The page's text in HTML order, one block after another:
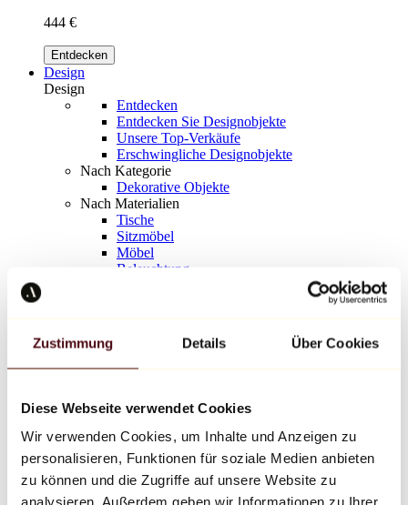
Zustimmung Details Über Cookies
Diese Webseite verwendet Cookies
Wir verwenden Cookies, um Inhalte und Anzeigen zu
personalisieren, Funktionen für soziale Medien anbieten
zu können und die Zugriffe auf unsere Website zu
analysieren. Außerdem geben wir Informationen zu Ihrer
444 €
Entdecken
Design
Design
Entdecken
Entdecken Sie Designobjekte
Unsere Top-Verkäufe
Erschwingliche Designobjekte
Nach Kategorie
Dekorative Objekte
Nach Materialien
Tische
Sitzmöbel
Möbel
Beleuchtung
Richard Orlinski
Keith Haring
Jeff Koons
Jean-Michel Basquiat
Alle Designer
Werk der Woche